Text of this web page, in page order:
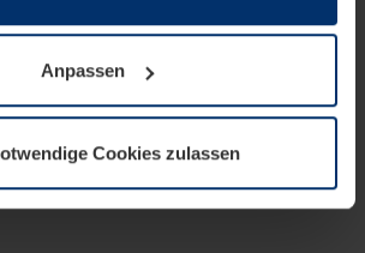
Betrieb dieser Seite unbedingt
alle anderen Cookie-Typen benötigen
Ihre Einwilligung können Sie jederzeit
unserer Website ändern oder
Anpassen
Cookies zulassen